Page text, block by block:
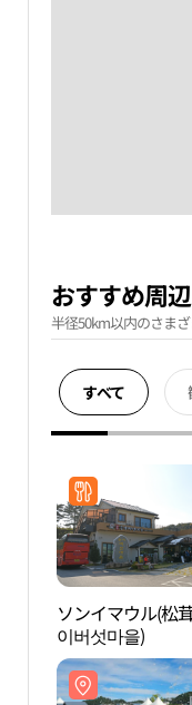
おすすめ周
半径50km以内のさま
すべて
ソンイマウル(松
이버섯마을)